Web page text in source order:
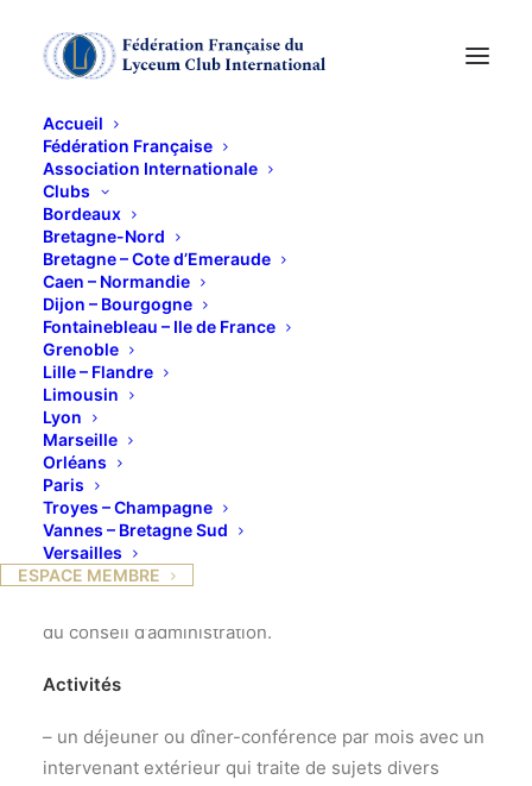
Accueil
Fédération Française
Association Internationale
Clubs
Bordeaux
Bretagne-Nord
Bretagne – Cote d’Emeraude
Caen – Normandie
Dijon – Bourgogne
Fontainebleau – Ile de France
Grenoble
Lille – Flandre
Limousin
Lyon
Marseille
Orléans
Paris
Troyes – Champagne
Vannes – Bretagne Sud
Versailles
ESPACE MEMBRE
29 NOVEMBRE 2013
L’Assemblée Générale
mois de novembre, elle est suivie du « dîner
d’intronisation » au cours duquel les nouvelles
lycéennes intègrent de façon officielle le club de
Grenoble.
du conseil d’administration.
Activités
– un déjeuner ou dîner-conférence par mois avec un
intervenant extérieur qui traite de sujets divers